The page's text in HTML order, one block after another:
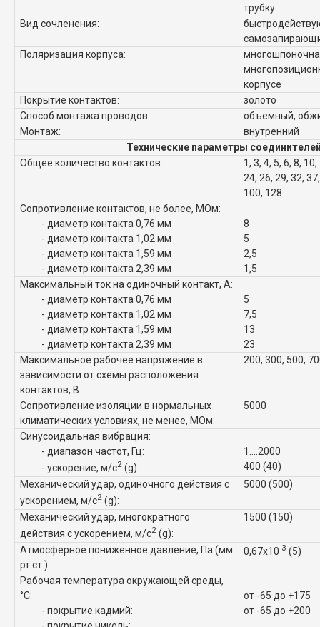
трубку
Вид сочленения:
Поляризация корпуса:
корпусе
Покрытие контактов:
золото
Способ монтажа проводов:
объемный,
Монтаж:
внутренний
Технические параметры
Общее количество контактов:
1, 3, 4, 5, 6, 8,
24, 26, 29, 32,
100, 128
Сопротивление контактов, не более, МОм:
- диаметр контакта 0,76 мм
- диаметр контакта 1,02 мм
- диаметр контакта 1,59 мм
- диаметр контакта 2,39 мм
8
5
2,5
1,5
Максимальный ток на одиночный контакт, А:
- диаметр контакта 0,76 мм
- диаметр контакта 1,02 мм
- диаметр контакта 1,59 мм
- диаметр контакта 2,39 мм
5
7,5
13
23
Максимальное рабочее напряжение в
зависимости от схемы расположения
контактов, В:
200, 300, 500,
Сопротивление изоляции в нормальных
климатических условиях, не менее, МОм:
5000
Синусоидальная вибрация:
- диапазон частот, Гц:
- ускорение, м/с2 (g):
1....2000
400 (40)
Механический удар, одиночного действия с
ускорением, м/с2 (g):
5000 (500)
Механический удар, многократного
действия с ускорением, м/с2 (g):
1500 (150)
Атмосферное пониженное давление, Па (мм
рт.ст.):
0,67x10-3 (5)
Рабочая температура окружающей среды,
°C:
- покрытие кадмий:
от -65 до +175
от -65 до +200